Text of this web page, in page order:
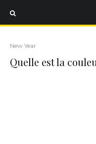
New Year
Quelle est la